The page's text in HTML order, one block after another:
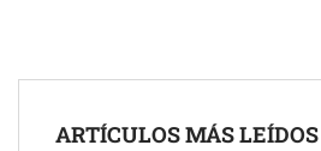
La luz roja, el nuevo aftersun, actúa
ARTÍCULOS MÁS LEÍDOS